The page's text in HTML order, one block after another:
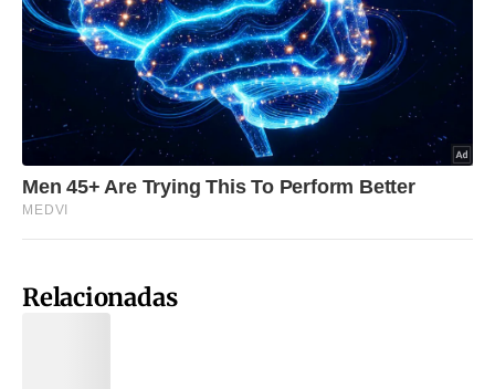
Relacionadas